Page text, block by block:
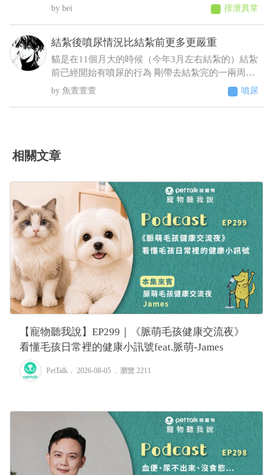
報早上吐 中午接回，回來不進食，只喝水，且晚間
拉了2次黑便〔帶紅果凍型態的晶體〕 6／25 清晨
來！ 6／25下午帶去旅館指定的獸醫院看診 肛門觸
診完，醫生判斷潰瘍性結直腸炎，隨即打了制酸
劑，給了胃粘膜保護劑跟止瀉 7/2告知旅館回診血檢
期中這三項不正常BUN66/RBC9.13/ALT87，旅館改
口說不是他們的問題，沒證據足以判斷是馬陸造成
bei 排泄異常
結紮後噴尿情況比結紮前更多更嚴重
貓是在11個月大的時候（今年3月左右結紮的）結紮
前已經開始有噴尿的行為 剛帶去結紮完的一兩周基
本沒噴尿 之後的時間經常噴尿 原先只是床旁邊的牆
壁 到後來床頭櫃、衣櫃、電腦螢幕、電腦主機 連在
情況該怎麼解決 被噴到很崩潰想送養了
魚萱萱萱 噴尿
相關文章
【寵物聽我說】EP299｜《脈萌毛孩健康交流夜》
看懂毛孩日常裡的健康小訊號feat.脈萌-James
PetTalk ． 2026-08-05 ． 瀏覽 2211